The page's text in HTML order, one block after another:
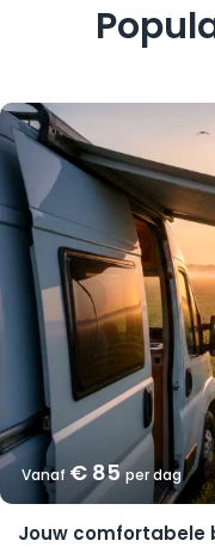
Vanaf € 85per dag